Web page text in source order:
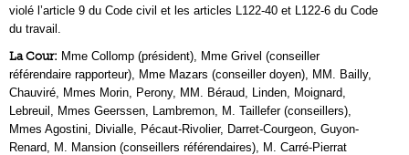
violé l’article 9 du Code civil et les articles L122-40 et L122-6 du Code
du travail.
La Cour: Mme Collomp (président), Mme Grivel (conseiller
référendaire rapporteur), Mme Mazars (conseiller doyen), MM. Bailly,
Chauviré, Mmes Morin, Perony, MM. Béraud, Linden, Moignard,
Lebreuil, Mmes Geerssen, Lambremon, M. Taillefer (conseillers),
Mmes Agostini, Divialle, Pécaut-Rivolier, Darret-Courgeon, Guyon-
Renard, M. Mansion (conseillers référendaires), M. Carré-Pierrat